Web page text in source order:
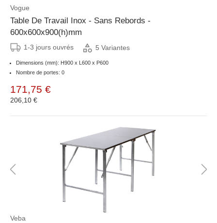
Vogue
Table De Travail Inox - Sans Rebords -
600x600x900(h)mm
1-3 jours ouvrés 5 Variantes
Dimensions (mm): H900 x L600 x P600
Nombre de portes: 0
171,75 €
206,10 €
Veba